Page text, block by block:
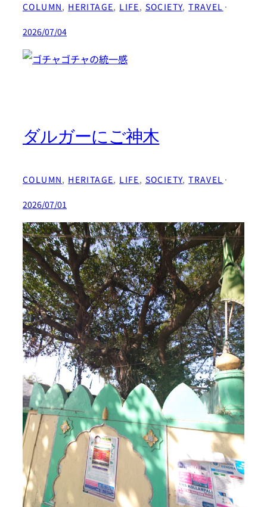
COLUMN, HERITAGE, LIFE, SOCIETY, TRAVEL ·
2026/07/04
ダルガーにご神木
COLUMN, HERITAGE, LIFE, SOCIETY, TRAVEL ·
2026/07/01